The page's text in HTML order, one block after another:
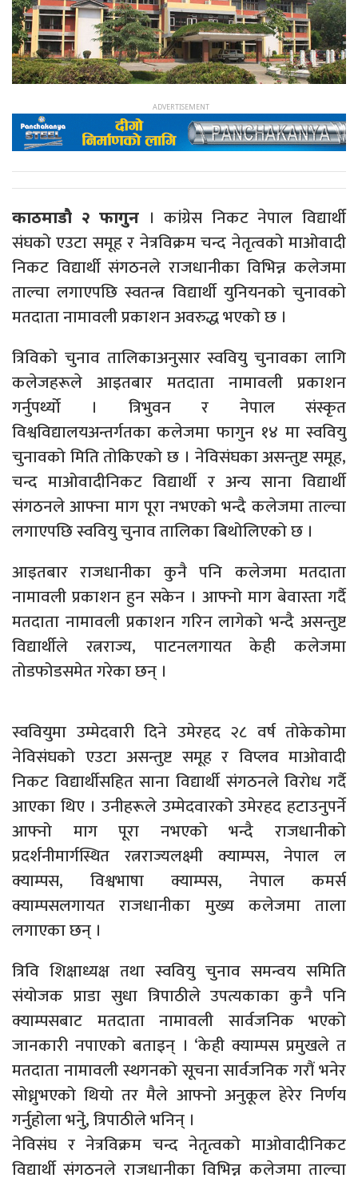
काठमाडौ २ फागुन । कांग्रेस निकट नेपाल विद्यार्थी
संघको एउटा समूह र नेत्रविक्रम चन्द नेतृत्वको माओवादी
निकट विद्यार्थी संगठनले राजधानीका विभिन्न कलेजमा
ताल्चा लगाएपछि स्वतन्त्र विद्यार्थी युनियनको चुनावको
मतदाता नामावली प्रकाशन अवरुद्ध भएको छ ।
त्रिविको चुनाव तालिकाअनुसार स्ववियु चुनावका लागि
कलेजहरूले आइतबार मतदाता नामावली प्रकाशन
गर्नुपर्थ्यो । त्रिभुवन र नेपाल संस्कृत
विश्वविद्यालयअन्तर्गतका कलेजमा फागुन १४ मा स्ववियु
चुनावको मिति तोकिएको छ । नेविसंघका असन्तुष्ट समूह,
चन्द माओवादीनिकट विद्यार्थी र अन्य साना विद्यार्थी
संगठनले आफ्ना माग पूरा नभएको भन्दै कलेजमा ताल्चा
लगाएपछि स्ववियु चुनाव तालिका बिथोलिएको छ ।
आइतबार राजधानीका कुनै पनि कलेजमा मतदाता
नामावली प्रकाशन हुन सकेन । आफ्नो माग बेवास्ता गर्दै
मतदाता नामावली प्रकाशन गरिन लागेको भन्दै असन्तुष्ट
विद्यार्थीले रत्नराज्य, पाटनलगायत केही कलेजमा
तोडफोडसमेत गरेका छन् ।
स्ववियुमा उम्मेदवारी दिने उमेरहद २८ वर्ष तोकेकोमा
नेविसंघको एउटा असन्तुष्ट समूह र विप्लव माओवादी
निकट विद्यार्थीसहित साना विद्यार्थी संगठनले विरोध गर्दै
आएका थिए । उनीहरूले उम्मेदवारको उमेरहद हटाउनुपर्ने
आफ्नो माग पूरा नभएको भन्दै राजधानीको
प्रदर्शनीमार्गस्थित रत्नराज्यलक्ष्मी क्याम्पस, नेपाल ल
क्याम्पस, विश्वभाषा क्याम्पस, नेपाल कमर्स
क्याम्पसलगायत राजधानीका मुख्य कलेजमा ताला
लगाएका छन् ।
त्रिवि शिक्षाध्यक्ष तथा स्ववियु चुनाव समन्वय समिति
संयोजक प्राडा सुधा त्रिपाठीले उपत्यकाका कुनै पनि
क्याम्पसबाट मतदाता नामावली सार्वजनिक भएको
जानकारी नपाएको बताइन् । ‘केही क्याम्पस प्रमुखले त
मतदाता नामावली स्थगनको सूचना सार्वजनिक गरौं भनेर
सोध्नुभएको थियो तर मैले आफ्नो अनुकूल हेरेर निर्णय
गर्नुहोला भनेुं, त्रिपाठीले भनिन् ।
नेविसंघ र नेत्रविक्रम चन्द नेतृत्वको माओवादीनिकट
विद्यार्थी संगठनले राजधानीका विभिन्न कलेजमा ताल्चा